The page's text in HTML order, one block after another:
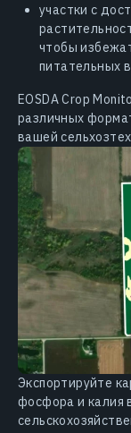
участки с
чтобы
питательных
EOSDA Crop
различных
вашей
Экспортируйте
фосфора и калия